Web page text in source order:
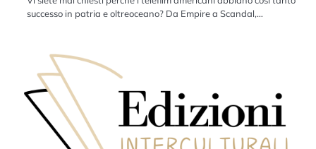
successo in patria e oltreoceano? Da Empire a Scandal,…